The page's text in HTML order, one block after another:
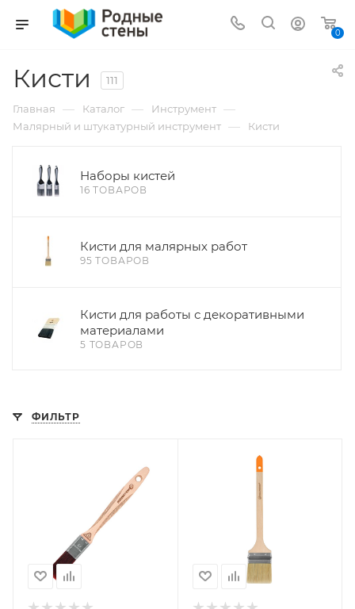
0
Кисти 111
Главная — Каталог — Инструмент —
Малярный и штукатурный инструмент — Кисти
Наборы кистей
16 ТОВАРОВ
Кисти для малярных работ
95 ТОВАРОВ
Кисти для работы с декоративными
материалами
5 ТОВАРОВ
ФИЛЬТР